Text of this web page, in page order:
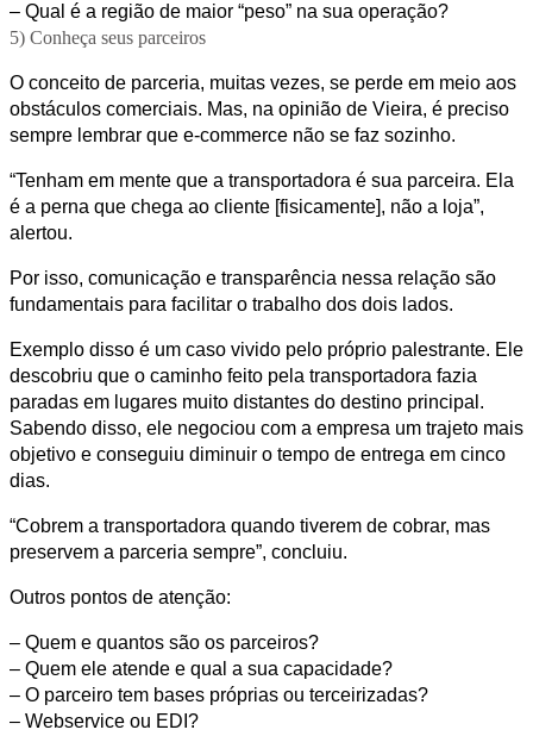
– Qual é a região de maior “peso” na sua operação?
5) Conheça seus parceiros
O conceito de parceria, muitas vezes, se perde em meio aos
obstáculos comerciais. Mas, na opinião de Vieira, é preciso
sempre lembrar que e-commerce não se faz sozinho.
“Tenham em mente que a transportadora é sua parceira. Ela
é a perna que chega ao cliente [fisicamente], não a loja”,
alertou.
Por isso, comunicação e transparência nessa relação são
fundamentais para facilitar o trabalho dos dois lados.
Exemplo disso é um caso vivido pelo próprio palestrante. Ele
descobriu que o caminho feito pela transportadora fazia
paradas em lugares muito distantes do destino principal.
Sabendo disso, ele negociou com a empresa um trajeto mais
objetivo e conseguiu diminuir o tempo de entrega em cinco
dias.
“Cobrem a transportadora quando tiverem de cobrar, mas
preservem a parceria sempre”, concluiu.
Outros pontos de atenção:
– Quem e quantos são os parceiros?
– Quem ele atende e qual a sua capacidade?
– O parceiro tem bases próprias ou terceirizadas?
– Webservice ou EDI?